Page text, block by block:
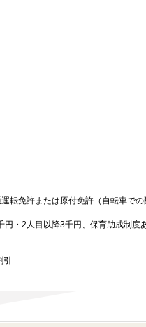
転免許または原付免許（自転車で
・2人目以降3千円、保育助成制度